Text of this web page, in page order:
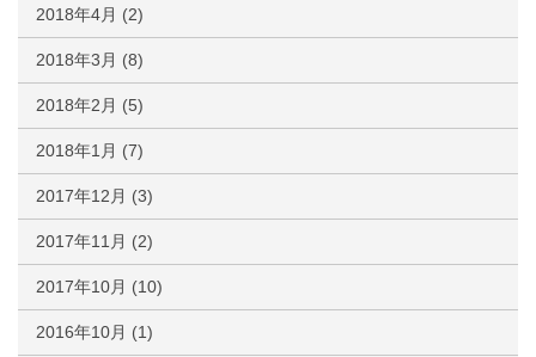
2018年4月 (2)
2018年3月 (8)
2018年2月 (5)
2018年1月 (7)
2017年12月 (3)
2017年11月 (2)
2017年10月 (10)
2016年10月 (1)